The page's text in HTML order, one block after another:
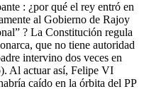
: ¿por qué el rey entró en
al Gobierno de Rajoy
? La Constitución regula
que no tiene autoridad
intervino dos veces en
Al actuar así, Felipe VI
caído en la órbita del PP